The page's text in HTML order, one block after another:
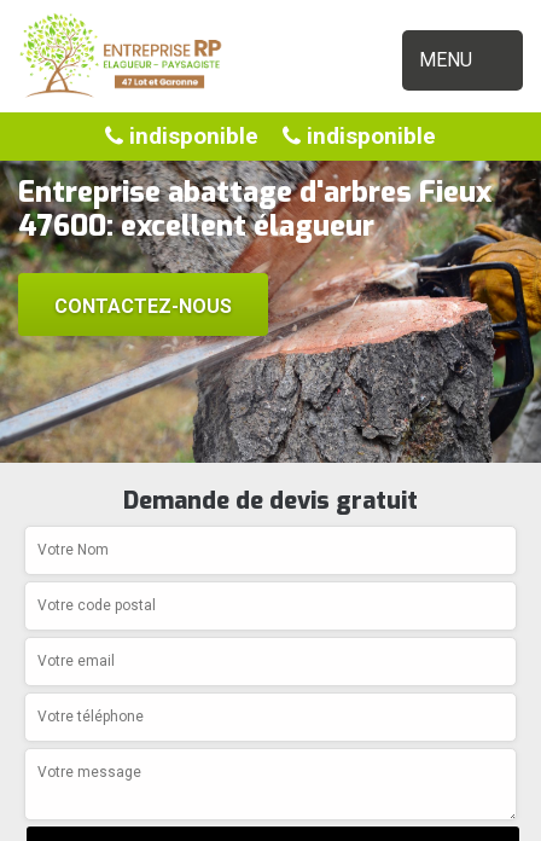
MENU
indisponible indisponible
Entreprise abattage d'arbres Fieux
47600: excellent élagueur
CONTACTEZ-NOUS
Demande de devis gratuit